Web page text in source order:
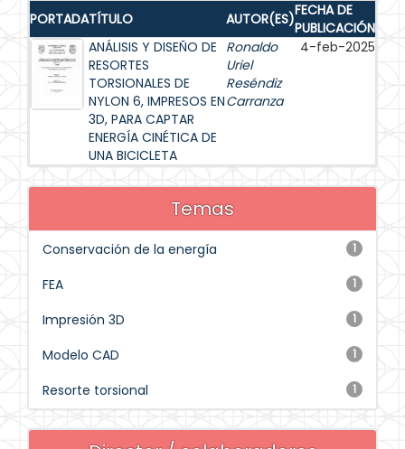
PORTADATÍTULO AUTOR(ES)FECHA DE
PUBLICACIÓN
ANÁLISIS Y DISEÑO DE
RESORTES
TORSIONALES DE
NYLON 6, IMPRESOS EN
3D, PARA CAPTAR
ENERGÍA CINÉTICA DE
UNA BICICLETA
Ronaldo
Uriel
Reséndiz
Carranza
4-feb-2025
Temas
1
Conservación de la energía
1
FEA
1
Impresión 3D
1
Modelo CAD
1
Resorte torsional